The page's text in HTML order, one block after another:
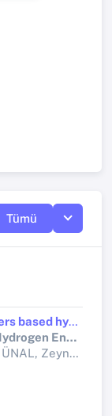
Tümü
Hyper crosslinked polymers based hydrogen generation: A combined mechanistic, statistical and machine learning approach
International Journal of Hydrogen Energy
Kutalmış GÖKKUŞ, Selim ÜNAL, Zeynep GOKKUS, Aysegul OZBAL,